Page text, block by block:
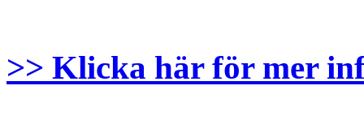
>> Klicka här för mer